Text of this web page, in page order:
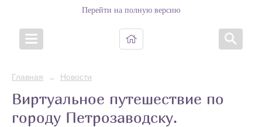
Перейти на полную версию
Главная → Новости
Виртуальное путешествие по
городу Петрозаводску.